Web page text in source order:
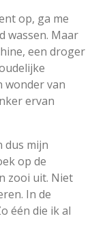
op, ga me
wassen. Maar
een droger
wonder van
ervan
dus mijn
op de
zooi uit. Niet
In de
één die ik al